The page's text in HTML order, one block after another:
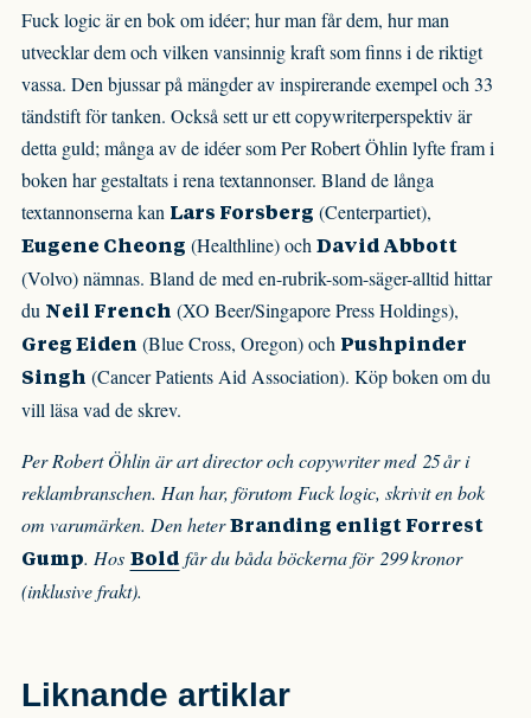
Fuck logic är en bok om idéer; hur man får dem, hur man
utvecklar dem och vilken vansinnig kraft som finns i de riktigt
vassa. Den bjussar på mängder av inspirerande exempel och 33
tändstift för tanken. Också sett ur ett copywriterperspektiv är
detta guld; många av de idéer som Per Robert Öhlin lyfte fram i
boken har gestaltats i rena textannonser. Bland de långa
textannonserna kan Lars Forsberg (Centerpartiet),
Eugene Cheong (Healthline) och David Abbott
(Volvo) nämnas. Bland de med en-rubrik-som-säger-alltid hittar
du Neil French (XO Beer/Singapore Press Holdings),
Greg Eiden (Blue Cross, Oregon) och Pushpinder
Singh (Cancer Patients Aid Association). Köp boken om du
vill läsa vad de skrev.
Per Robert Öhlin är art director och copywriter med 25 år i
reklambranschen. Han har, förutom Fuck logic, skrivit en bok
om varumärken. Den heterBranding enligt Forrest
Gump. Hos Bold får du båda böckerna för 299 kronor
(inklusive frakt).
Liknande artiklar